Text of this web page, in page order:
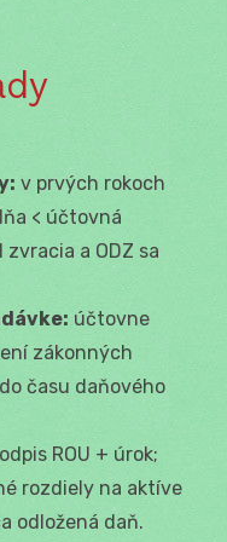
v prvých rokoch
< účtovná
a ODZ sa
účtovne
zákonných
času daňového
ROU + úrok;
rozdiely na aktíve
odložená daň.